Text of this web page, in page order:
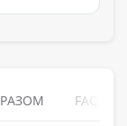
FAQ